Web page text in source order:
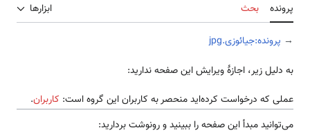
پرونده بحث ابزارها
→ پرونده:جیائوزی.jpg
به دلیل زیر، اجازهٔ ویرایش این صفحه ندارید:
عملی که درخواست کرده‌اید منحصر به کاربران این گروه است: کاربران.
می‌توانید مبدأ این صفحه را ببینید و رونوشت بردارید: